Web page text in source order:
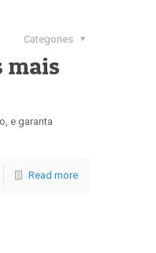
Categories
mais
e garanta
Read more